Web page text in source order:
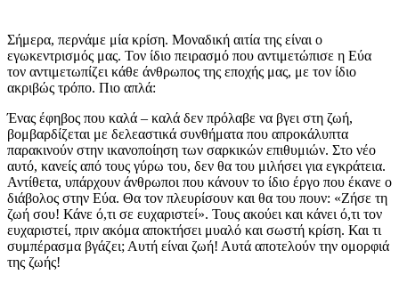
Σήμερα, περνάμε μία κρίση. Μοναδική αιτία της είναι ο
εγωκεντρισμός μας. Τον ίδιο πειρασμό που αντιμετώπισε η Εύα
τον αντιμετωπίζει κάθε άνθρωπος της εποχής μας, με τον ίδιο
ακριβώς τρόπο. Πιο απλά:
Ένας έφηβος που καλά – καλά δεν πρόλαβε να βγει στη ζωή,
βομβαρδίζεται με δελεαστικά συνθήματα που απροκάλυπτα
παρακινούν στην ικανοποίηση των σαρκικών επιθυμιών. Στο νέο
αυτό, κανείς από τους γύρω του, δεν θα του μιλήσει για εγκράτεια.
Αντίθετα, υπάρχουν άνθρωποι που κάνουν το ίδιο έργο που έκανε ο
διάβολος στην Εύα. Θα τον πλευρίσουν και θα του πουν: «Ζήσε τη
ζωή σου! Κάνε ό,τι σε ευχαριστεί». Τους ακούει και κάνει ό,τι τον
ευχαριστεί, πριν ακόμα αποκτήσει μυαλό και σωστή κρίση. Και τι
συμπέρασμα βγάζει; Αυτή είναι ζωή! Αυτά αποτελούν την ομορφιά
της ζωής!